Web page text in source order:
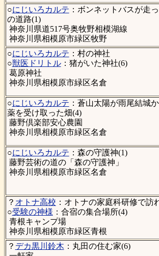
○にじいろカルテ ：ボンネットバスが走
の道路(1)
神奈川県道517号奥牧野相模湖線
神奈川県相模原市緑区牧野
○にじいろカルテ ：村の神社
○獣医ドリトル：猪がいた神社(6)
葛原神社
神奈川県相模原市緑区名倉
○にじいろカルテ ：蒼山太陽が雨尾結城
薬を受け取った畑(4)
藤野倶楽部安心農園
神奈川県相模原市緑区名倉
○にじいろカルテ ：森の守護神(1)
藤野芸術の道の「森の守護神」
神奈川県相模原市緑区名倉
？ オトナ高校 ：オトナの家庭科研修で訪
○受験の神様 ：合宿の集合場所(4)
青根キャンプ場
神奈川県相模原市緑区青根
？ デカ黒川鈴木 ：丸田の住む家(6)